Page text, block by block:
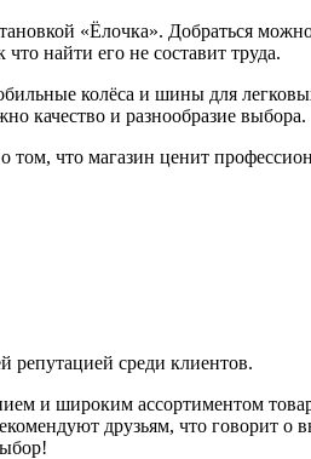
«Ёлочка». Добраться
найти его не составит труда.
колёса и шины для
качество и разнообразие выбора.
том, что магазин ценит
репутацией среди клиентов.
и широким ассортиментом
друзьям, что говорит